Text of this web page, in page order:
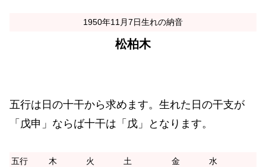
1950年11月7日生れの納音
松柏木
五行は日の十干から求めます。生れた日の干支が
「戊申」ならば十干は「戊」となります。
五行 木 火 土 金
水